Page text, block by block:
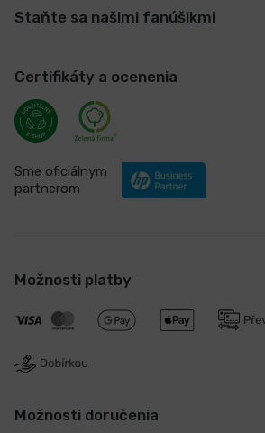
Staňte sa našimi fanúšikmi
Certifikáty a ocenenia
Sme oficiálnym
partnerom
Možnosti platby
Možnosti doručenia